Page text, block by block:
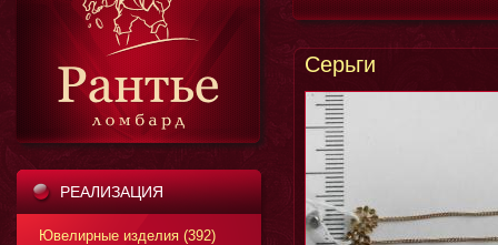
РЕАЛИЗАЦИЯ
Ювелирные изделия (392)
Серьги